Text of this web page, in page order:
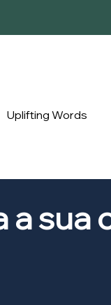
Uplifting Words
a